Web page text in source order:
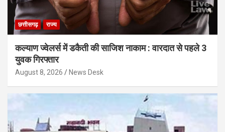
छत्तीसगढ़ राज्य
कल्याण ज्वेलर्स में डकैती की साजिश नाकाम : वारदात से पहले 3
युवक गिरफ्तार
August 8, 2026 News Desk